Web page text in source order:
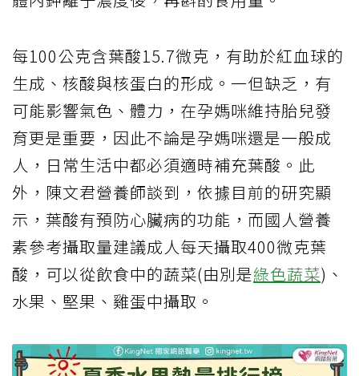
每100公克含葉酸15.7微克，有助於紅血球的
生成、核酸與核蛋白的形成。一但缺乏，有
可能影響氣色、體力，在孕媽咪維持胎兒發
育更是重要，因此不論是孕媽咪還是一般成
人，日常生活中都必須適時補充葉酸。此
外，陳文君營養師談到，依據目前的研究顯
示，葉酸有預防心臟病的功能，而國人營養
素參考攝取量建議成人每天攝取400微克葉
酸，可以從飲食中的蔬菜(由別是綠色蔬菜)、
水果、堅果、雞蛋中攝取。